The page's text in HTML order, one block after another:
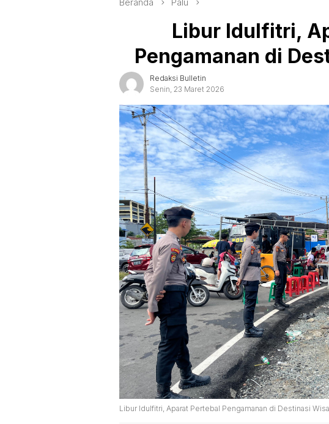
Libur Idulfitri,
Pengamanan di
Redaksi Bulletin
Senin, 23 Maret 2026
Libur Idulfitri, Aparat Pertebal Pengamanan di Destinasi